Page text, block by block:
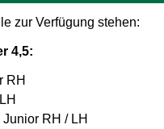
zur Verfügung stehen:
4,5:
RH
RH / LH